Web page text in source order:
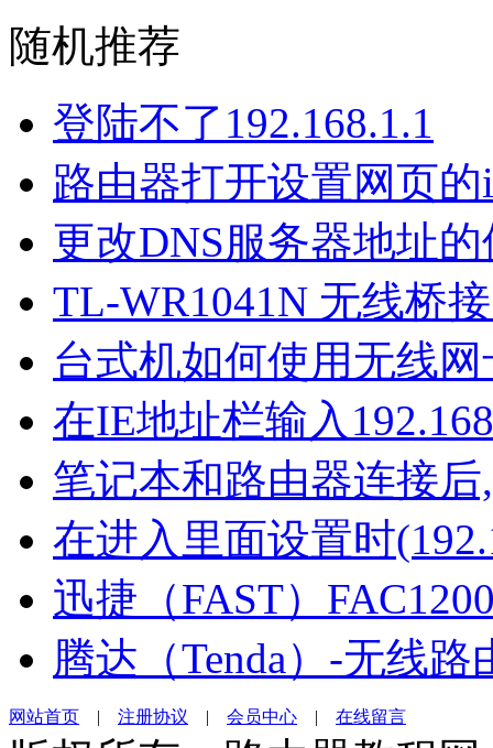
随机推荐
登陆不了192.168.1.1
路由器打开设置网页
更改DNS服务器地址
TL-WR1041N 无线桥
台式机如何使用无线
在IE地址栏输入
笔记本和路由器连接
在进入里面设置时
迅捷（FAST）
腾达（Tenda）-无线
网站首页 | 注册协议 | 会员中心 | 在线留言